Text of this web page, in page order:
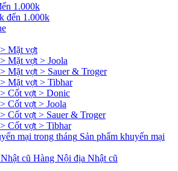
1.000k
đến 1.000k
Mặt vợt
Mặt vợt > Joola
Mặt vợt > Sauer & Troger
Mặt vợt > Tibhar
Cốt vợt > Donic
Cốt vợt > Joola
Cốt vợt > Sauer & Troger
Cốt vợt > Tibhar
Sản phẩm khuyến mại
Hàng Nội địa Nhật cũ